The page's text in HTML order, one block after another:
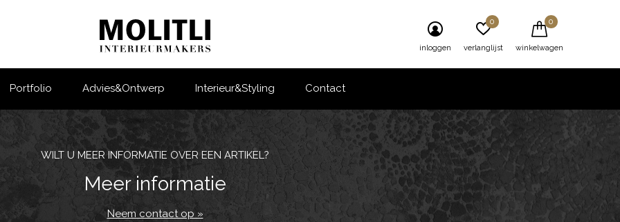
Portfolio Advies&Ontwerp Interieur&Styling Contact
inloggen verlanglijst
0
winkelwagen
0
WILT U MEER INFORMATIE OVER EEN ARTIKEL?
Meer informatie
Neem contact op »